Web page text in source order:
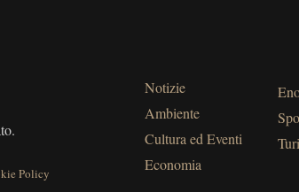
Policy
Notizie
Ambiente
Cultura ed Eventi
Economia